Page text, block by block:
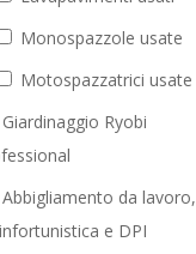
Monospazzole usate
Motospazzatrici usate
Giardinaggio Ryobi
Abbigliamento da lavoro,
e DPI